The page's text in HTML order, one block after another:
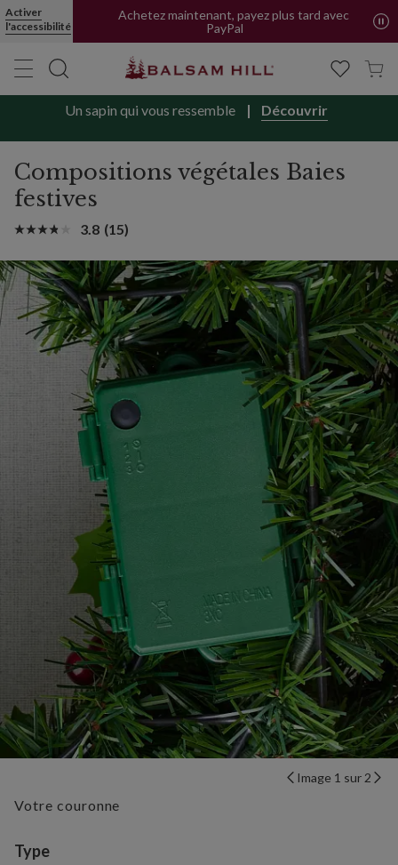
Activer
l'accessibilité
Achetez maintenant, payez plus tard avec
PayPal
Un sapin qui vous ressemble Découvrir
Compositions végétales Baies
festives
3.8 (15)
Image 1 sur 2
Votre couronne
Variant selection
Type